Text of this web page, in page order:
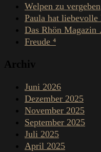
Welpen zu vergeben
Paula hat
Das Rhön
Freude ⁴
Archiv
Juni 2026
Dezember 2025
November 2025
September 2025
Juli 2025
April 2025